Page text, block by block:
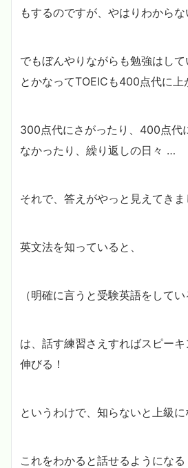
もするのですが、やはりわからな
でもぼんやりながらも勉強はし
とかなってTOEICも400点代に上
300点代にさがったり、400点代
なかったり、繰り返しの日々 …
それで、答えがやっと見えてきま
英文法を知っていると、
（明確に言うと受験英語をしてい
は、話す練習さえすればスピー
伸びる！
というわけで、知らないと上級に
これをわかると話せるようになる